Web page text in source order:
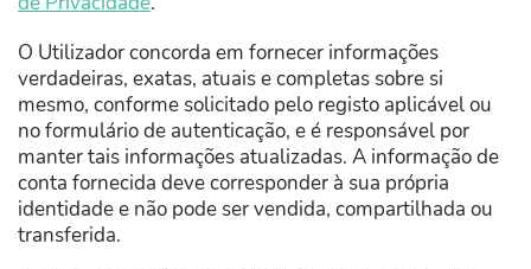
O Utilizador concorda em fornecer informações
verdadeiras, exatas, atuais e completas sobre si
mesmo, conforme solicitado pelo registo aplicável ou
no formulário de autenticação, e é responsável por
manter tais informações atualizadas. A informação de
conta fornecida deve corresponder à sua própria
identidade e não pode ser vendida, compartilhada ou
transferida.